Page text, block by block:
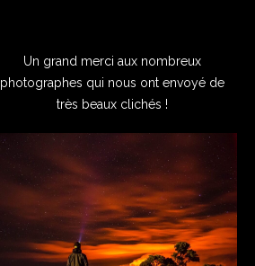
Un grand merci aux nombreux
photographes qui nous ont envoyé de
très beaux clichés !